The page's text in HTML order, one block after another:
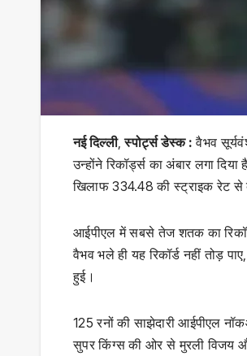
नई दिल्ली,स्पोर्ट्स डेस्क : वैभव
उन्‍होंने रिकॉर्ड्स का अंबार लगा
खिलाफ 334.48 की स्‍ट्राइक रेट से
आईपीएल में सबसे तेज शतक का
वैभव भले ही यह रिकॉर्ड नहीं तोड़
हुई।
125 रनों की साझेदारी आईपीएल
सुपर किंग्‍स की ओर से मुरली विजय